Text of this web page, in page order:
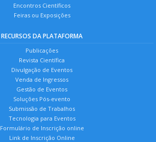
Encontros Científicos
Feiras ou Exposições
RECURSOS DA PLATAFORMA
Publicações
Revista Científica
Divulgação de Eventos
Venda de Ingressos
Gestão de Eventos
Soluções Pós-evento
Submissão de Trabalhos
Tecnologia para Eventos
Formulário de Inscrição online
Link de Inscrição Online